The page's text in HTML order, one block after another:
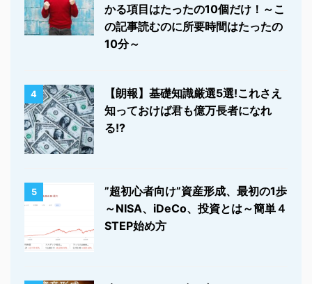
かる項目はたったの10個だけ！～こ
の記事読むのに所要時間はたったの
10分～
4
【朗報】基礎知識厳選5選!これさえ
知っておけば君も億万長者になれ
る!?
5
”超初心者向け”資産形成、最初の1歩
～NISA、iDeCo、投資とは～簡単４
STEP始め方